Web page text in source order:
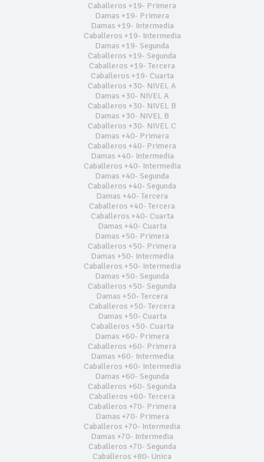
Caballeros +19- Primera
Damas +19- Primera
Damas +19- Intermedia
Caballeros +19- Intermedia
Damas +19- Segunda
Caballeros +19- Segunda
Caballeros +19- Tercera
Caballeros +19- Cuarta
Caballeros +30- NIVEL A
Damas +30- NIVEL A
Caballeros +30- NIVEL B
Damas +30- NIVEL B
Caballeros +30- NIVEL C
Damas +40- Primera
Caballeros +40- Primera
Damas +40- Intermedia
Caballeros +40- Intermedia
Damas +40- Segunda
Caballeros +40- Segunda
Damas +40- Tercera
Caballeros +40- Tercera
Caballeros +40- Cuarta
Damas +40- Cuarta
Damas +50- Primera
Caballeros +50- Primera
Damas +50- Intermedia
Caballeros +50- Intermedia
Damas +50- Segunda
Caballeros +50- Segunda
Damas +50- Tercera
Caballeros +50- Tercera
Damas +50- Cuarta
Caballeros +50- Cuarta
Damas +60- Primera
Caballeros +60- Primera
Damas +60- Intermedia
Caballeros +60- Intermedia
Damas +60- Segunda
Caballeros +60- Segunda
Caballeros +60- Tercera
Caballeros +70- Primera
Damas +70- Primera
Caballeros +70- Intermedia
Damas +70- Intermedia
Caballeros +70- Segunda
Caballeros +80- Unica